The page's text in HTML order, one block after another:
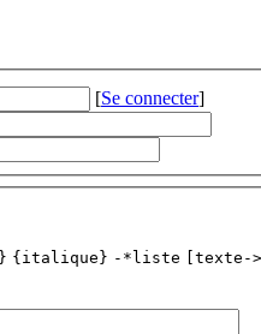
[Se connecter]
{italique} -*liste [texte-